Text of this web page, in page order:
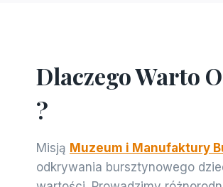
Dlaczego Warto
?
Misją Muzeum i Manufaktury
odkrywania bursztynowego